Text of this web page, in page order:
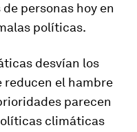
personas hoy en
políticas.
desvían los
reducen el hambre
parecen
climáticas